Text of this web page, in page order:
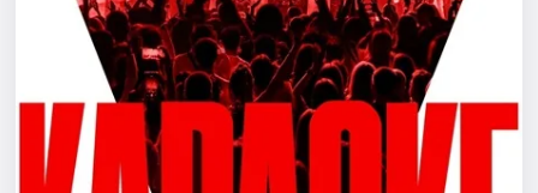
Экскурсии
События